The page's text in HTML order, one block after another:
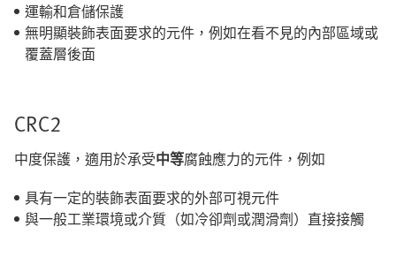
運輸和倉儲保護
無明顯裝飾表面要求的元件，例如在看不見的內部區域或
覆蓋層後面
CRC2
中度保護，適用於承受中等腐蝕應力的元件，例如
具有一定的裝飾表面要求的外部可視元件
與一般工業環境或介質（如冷卻劑或潤滑劑）直接接觸